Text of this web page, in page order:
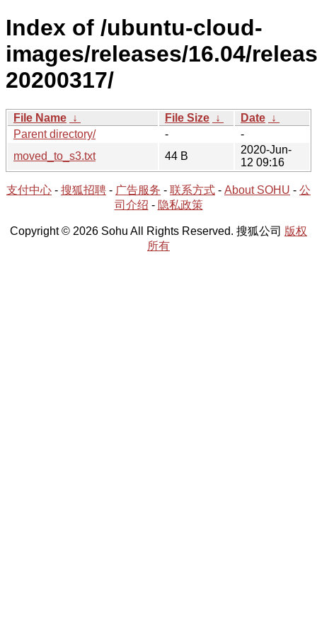
Index of /ubuntu-cloud-
images/releases/16.04/
20200317/
File Name ↓ File Size ↓ Date ↓
Parent directory/
-
-
moved_to_s3.txt
44 B
2020-Jun-
12 09:16
支付中心 - 搜狐招聘 - 广告服务 - 联系方式 - About SOHU - 公
司介绍 - 隐私政策
Copyright © 2026 Sohu All Rights Reserved. 搜狐公司 版权
所有